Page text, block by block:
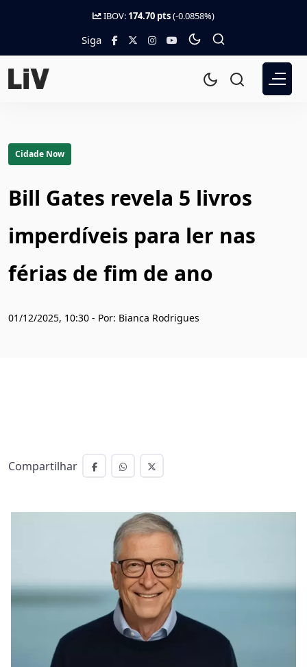
IBOV: 174.70 pts(-0.0858%)
Siga
Cidade Now
Bill Gates revela 5 livros
imperdíveis para ler nas
férias de fim de ano
01/12/2025, 10:30 - Por: Bianca Rodrigues
Compartilhar